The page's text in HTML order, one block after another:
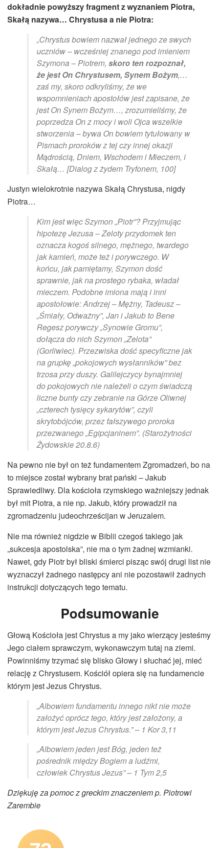
dokładnie powyższy fragment z wyznaniem Piotra,
Skałą nazywa… Chrystusa a nie Piotra:
„Chrystus bowiem nazwał jednego ze swych
uczniów – wcześniej znanego pod imieniem
Szymona – Piotrem, skoro ten rozpoznał,
że jest On Chrystusem, Synem Bożym,…
zaś my, skoro odkryliśmy, że we
wspomnieniach apostołów jest zapisane, że
jest On Synem Bożym…, zrozumieliśmy, że
poprzedza On z mocy i woli Ojca wszelkie
stworzenia – bywa On bowiem tytułowany w
Pismach proroków z tej czy innej okazji
Mądrością, Dniem, Wschodem i Mieczem, i
Skałą… [Dialog z żydem Tryfonem, 100]
Justyn wielokrotnie nazywa Skałą Chrystusa, nigdy
Piotra…
Kim jest więc Szymon „Piotr”? Przyjmując
hipotezę Jezusa – Zeloty przydomek ten
oznacza kogoś silnego, mężnego, twardego
jak kamień, może też i porywczego. W
końcu, jak pamiętamy, Szymon dość
sprawnie, jak na prostego rybaka, władał
mieczem. Podobne imiona mają i inni
apostołowie: Andrzej – Mężny, Tadeusz –
„Śmiały, Odważny”, Jan i Jakub to Bene
Regesz porywczy „Synowie Gromu”,
dołącza do nich Szymon „Zelota”
(Gorliwiec). Przezwiska dość specyficzne jak
na grupkę „pokojowych wysłanników” bez
trzosa przy duszy. Galilejczycy bynajmniej
do pokojowych nie należeli o czym świadczą
liczne bunty czy zebranie na Górze Oliwnej
„czterech tysięcy sykarytów”, czyli
skrytobójców, przez fałszywego proroka
przezwanego „Egipcjaninem”. (Starożytności
Żydowskie 20.8.6)
Na pewno nie był on też fundamentem Zgromadzeń, bo na
to miejsce został wybrany brat pański – Jakub
Sprawiedliwy. Dla kościoła rzymskiego ważniejszy jednak
był mit Piotra, a nie np. Jakub, który prowadził na
zgromadzeniu judeochrześcijan w Jeruzalem.
Nie ma również nigdzie w Biblii czegoś takiego jak
„sukcesja apostolska”, nie ma o tym żadnej wzmianki.
Nawet, gdy Piotr był bliski śmierci pisząc swój drugi list nie
wyznaczył żadnego następcy ani nie pozostawił żadnych
instrukcji dotyczących tego tematu.
Podsumowanie
Głową Kościoła jest Chrystus a my jako wierzący jesteśmy
Jego ciałem sprawczym, wykonawczym tutaj na ziemi.
Powinniśmy trzymać się blisko Głowy i słuchać jej, mieć
relację z Chrystusem. Kościół opiera się na fundamencie
którym jest Jezus Chrystus.
„Albowiem fundamentu innego nikt nie może
założyć oprócz tego, który jest założony, a
którym jest Jezus Chrystus.” – 1 Kor 3,11
„Albowiem jeden jest Bóg, jeden też
pośrednik między Bogiem a ludźmi,
człowiek Chrystus Jezus” – 1 Tym 2,5
Dziękuję za pomoc z greckim znaczeniem p. Piotrowi
Zarembie